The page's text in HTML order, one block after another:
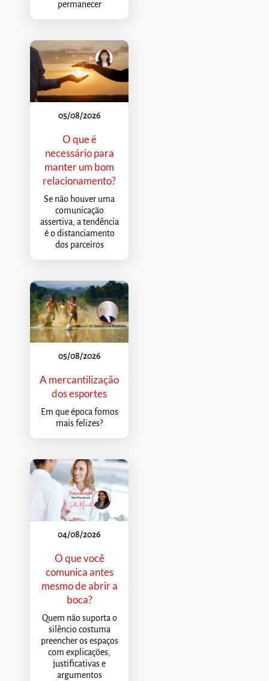
permanecer
05/08/2026
O que é
necessário para
manter um bom
relacionamento?
Se não houver uma
comunicação
assertiva, a tendência
é o distanciamento
dos parceiros
05/08/2026
A mercantilização
dos esportes
Em que época fomos
mais felizes?
04/08/2026
O que você
comunica antes
mesmo de abrir a
boca?
Quem não suporta o
silêncio costuma
preencher os espaços
com explicações,
justificativas e
argumentos